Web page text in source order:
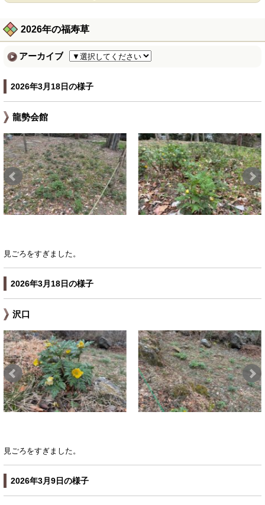
2026年の福寿草
アーカイブ
2026年3月18日の様子
龍勢会館
見ごろをすぎました。
2026年3月18日の様子
沢口
見ごろをすぎました。
2026年3月9日の様子